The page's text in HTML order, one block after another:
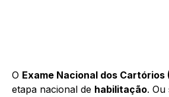
O Exame Nacional dos Cartórios
etapa nacional de habilitação. Ou